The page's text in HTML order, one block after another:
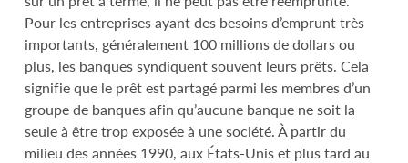
Pour les entreprises ayant des besoins d’emprunt très
importants, généralement 100 millions de dollars ou
plus, les banques syndiquent souvent leurs prêts. Cela
signifie que le prêt est partagé parmi les membres d’un
groupe de banques afin qu’aucune banque ne soit la
seule à être trop exposée à une société. À partir du
milieu des années 1990, aux États-Unis et plus tard au